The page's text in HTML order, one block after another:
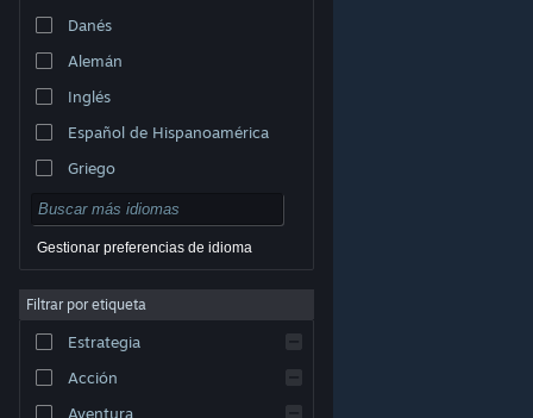
© Valve Corporation. Todos los derechos reservados.
respectivos dueños en EE. UU. y otros países.
Acuerdo de Suscriptor a Steam
Cookies
Danés
Alemán
Inglés
Español de Hispanoamérica
Griego
Gestionar preferencias de idioma
Filtrar por etiqueta
Estrategia
Acción
Aventura